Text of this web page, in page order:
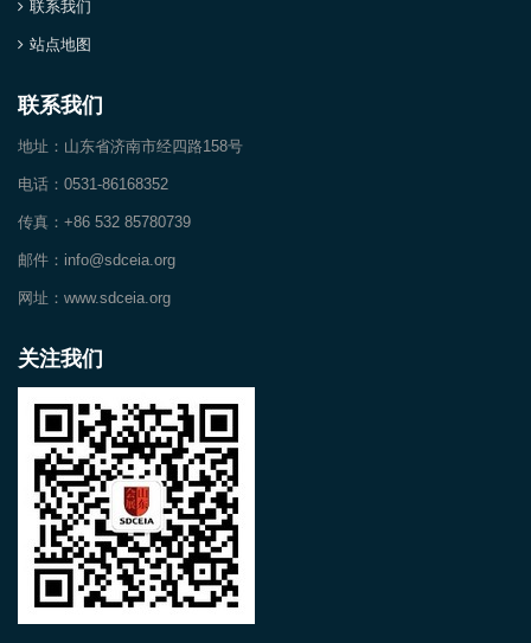
联系我们
站点地图
联系我们
地址：山东省济南市经四路158号
电话：0531-86168352
传真：+86 532 85780739
邮件：info@sdceia.org
网址：www.sdceia.org
关注我们